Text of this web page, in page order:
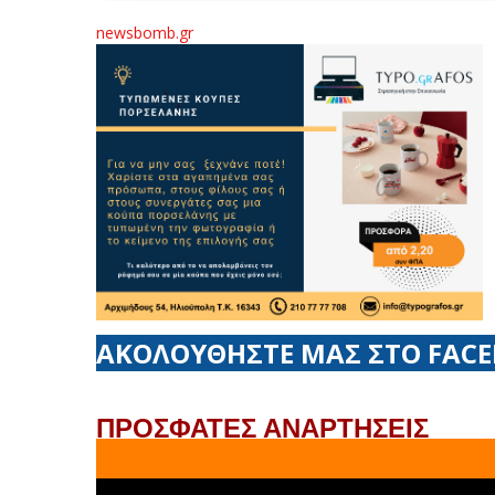
newsbomb.gr
ΑΚΟΛΟΥΘΗΣΤΕ ΜΑΣ ΣΤΟ
ΠΡΟΣΦΑΤΕΣ ΑΝΑΡΤΗΣΕΙΣ